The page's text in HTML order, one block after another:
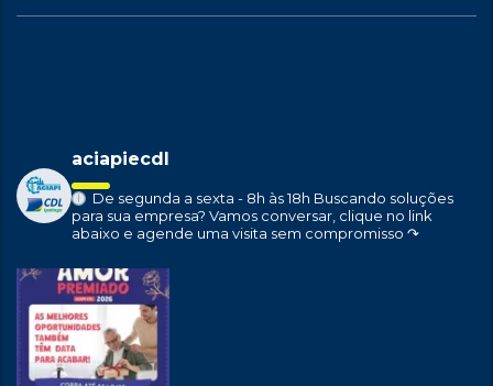
aciapiecdl
De segunda a sexta - 8h às 18h Buscando soluções
para sua empresa? Vamos conversar, clique no link
abaixo e agende uma visita sem compromisso ↷